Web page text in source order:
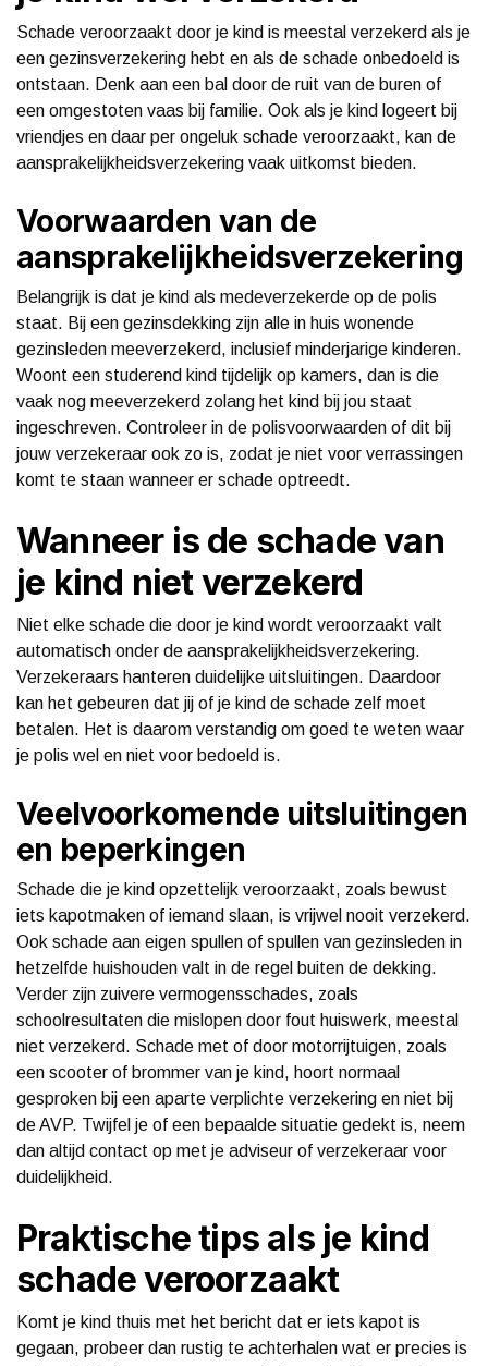
Schade veroorzaakt door je kind is meestal verzekerd als je
een gezinsverzekering hebt en als de schade onbedoeld is
ontstaan. Denk aan een bal door de ruit van de buren of
een omgestoten vaas bij familie. Ook als je kind logeert bij
vriendjes en daar per ongeluk schade veroorzaakt, kan de
aansprakelijkheidsverzekering vaak uitkomst bieden.
Voorwaarden van de
aansprakelijkheidsverzekering
Belangrijk is dat je kind als medeverzekerde op de polis
staat. Bij een gezinsdekking zijn alle in huis wonende
gezinsleden meeverzekerd, inclusief minderjarige kinderen.
Woont een studerend kind tijdelijk op kamers, dan is die
vaak nog meeverzekerd zolang het kind bij jou staat
ingeschreven. Controleer in de polisvoorwaarden of dit bij
jouw verzekeraar ook zo is, zodat je niet voor verrassingen
komt te staan wanneer er schade optreedt.
Wanneer is de schade van
je kind niet verzekerd
Niet elke schade die door je kind wordt veroorzaakt valt
automatisch onder de aansprakelijkheidsverzekering.
Verzekeraars hanteren duidelijke uitsluitingen. Daardoor
kan het gebeuren dat jij of je kind de schade zelf moet
betalen. Het is daarom verstandig om goed te weten waar
je polis wel en niet voor bedoeld is.
Veelvoorkomende uitsluitingen
en beperkingen
Schade die je kind opzettelijk veroorzaakt, zoals bewust
iets kapotmaken of iemand slaan, is vrijwel nooit verzekerd.
Ook schade aan eigen spullen of spullen van gezinsleden in
hetzelfde huishouden valt in de regel buiten de dekking.
Verder zijn zuivere vermogensschades, zoals
schoolresultaten die mislopen door fout huiswerk, meestal
niet verzekerd. Schade met of door motorrijtuigen, zoals
een scooter of brommer van je kind, hoort normaal
gesproken bij een aparte verplichte verzekering en niet bij
de AVP. Twijfel je of een bepaalde situatie gedekt is, neem
dan altijd contact op met je adviseur of verzekeraar voor
duidelijkheid.
Praktische tips als je kind
schade veroorzaakt
Komt je kind thuis met het bericht dat er iets kapot is
gegaan, probeer dan rustig te achterhalen wat er precies is